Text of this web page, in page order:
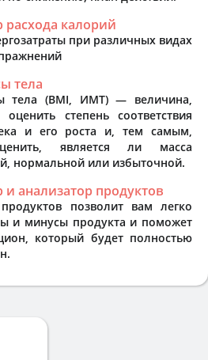
расхода калорий
при различных видах
тела
тела (BMI, ИМТ) — величина,
степень соответствия
и его роста и, тем самым,
является ли масса
нормальной или избыточной.
и анализатор продуктов
позволит вам легко
и минусы продукта и поможет
который будет полностью